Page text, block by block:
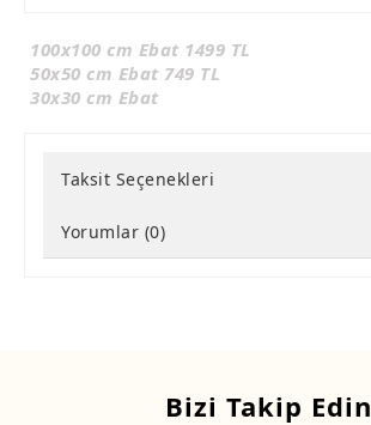
100x100 cm Ebat 1499 TL
50x50 cm Ebat 749 TL
30x30 cm Ebat
Taksit Seçenekleri
Yorumlar (0)
Bizi Takip Edin